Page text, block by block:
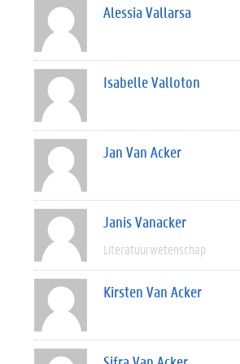
Alessia Vallarsa
Isabelle Valloton
Jan Van Acker
Janis Vanacker
Literatuurwetenschap
Kirsten Van Acker